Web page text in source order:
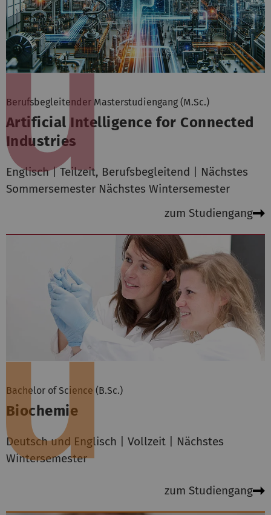
Berufsbegleitender Masterstudiengang (M.Sc.)
Artificial Intelligence for Connected
Industries
Englisch | Teilzeit, Berufsbegleitend | Nächstes
Sommersemester Nächstes Wintersemester
zum Studiengang
Bachelor of Science (B.Sc.)
Biochemie
Deutsch und Englisch | Vollzeit | Nächstes
Wintersemester
zum Studiengang